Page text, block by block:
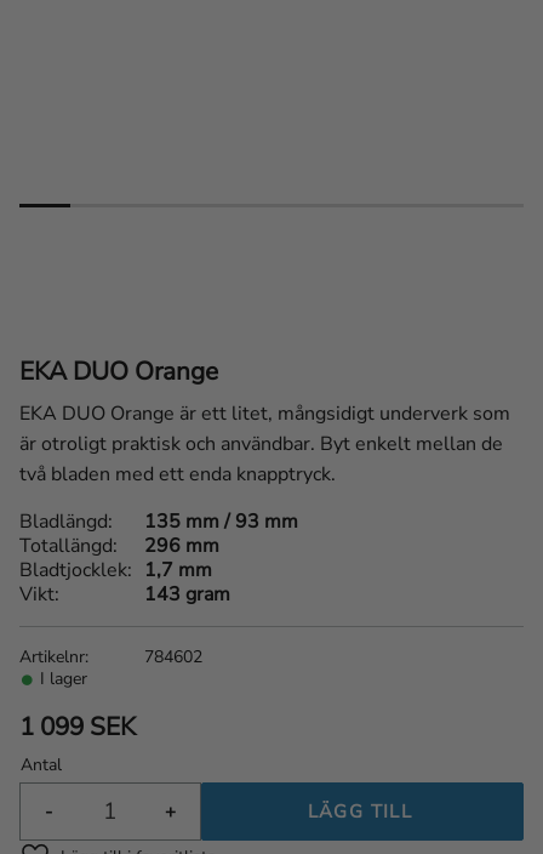
EKA DUO Orange
EKA DUO Orange är ett litet, mångsidigt underverk som
är otroligt praktisk och användbar. Byt enkelt mellan de
två bladen med ett enda knapptryck.
1 099 SEK
Antal
+
-
I lager
Artikelnr 784602
Bladlängd
135 mm / 93 mm
Totallängd
296 mm
Bladtjocklek
1,7 mm
Vikt
143 gram